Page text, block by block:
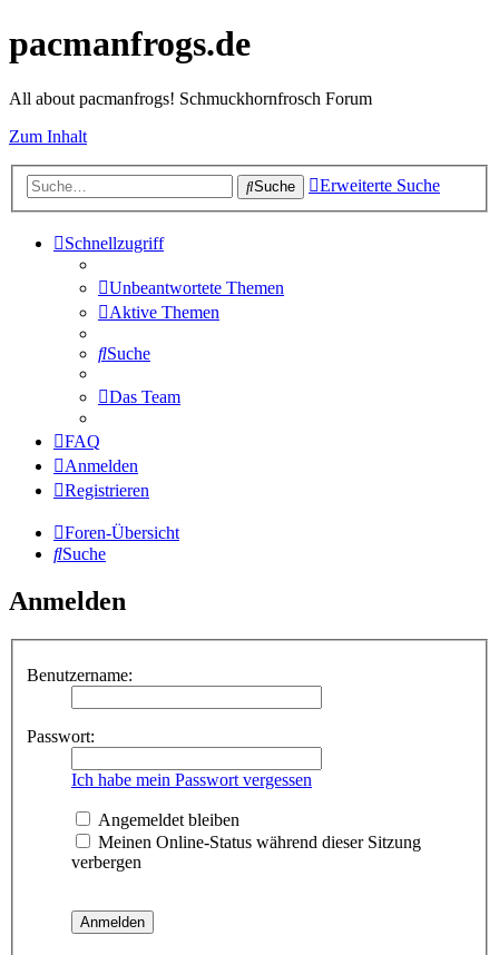
pacmanfrogs.de
All about pacmanfrogs! Schmuckhornfrosch Forum
Zum Inhalt
Suche Erweiterte Suche
Schnellzugriff
Unbeantwortete Themen
Aktive Themen
Suche
Das Team
FAQ
Anmelden
Registrieren
Foren-Übersicht
Suche
Anmelden
Benutzername:
Passwort:
Ich habe mein Passwort vergessen
Angemeldet bleiben
Meinen Online-Status während dieser Sitzung
verbergen